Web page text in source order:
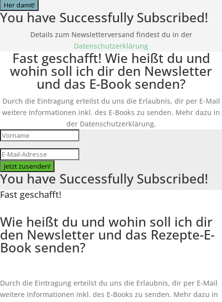
Her damit!
You have Successfully Subscribed!
Details zum Newsletterversand findest du in der
Datenschutzerklärung
Fast geschafft! Wie heißt du und
wohin soll ich dir den Newsletter
und das E-Book senden?
Durch die Eintragung erteilst du uns die Erlaubnis, dir per E-Mail
weitere Informationen inkl. des E-Books zu senden. Mehr dazu in
der Datenschutzerklärung.
Jetzt zusenden!
You have Successfully Subscribed!
Fast geschafft!
Wie heißt du und wohin soll ich dir
den Newsletter und das Rezepte-E-
Book senden?
Durch die Eintragung erteilst du uns die Erlaubnis, dir per E-Mail
weitere Informationen inkl. des E-Books zu senden. Mehr dazu in